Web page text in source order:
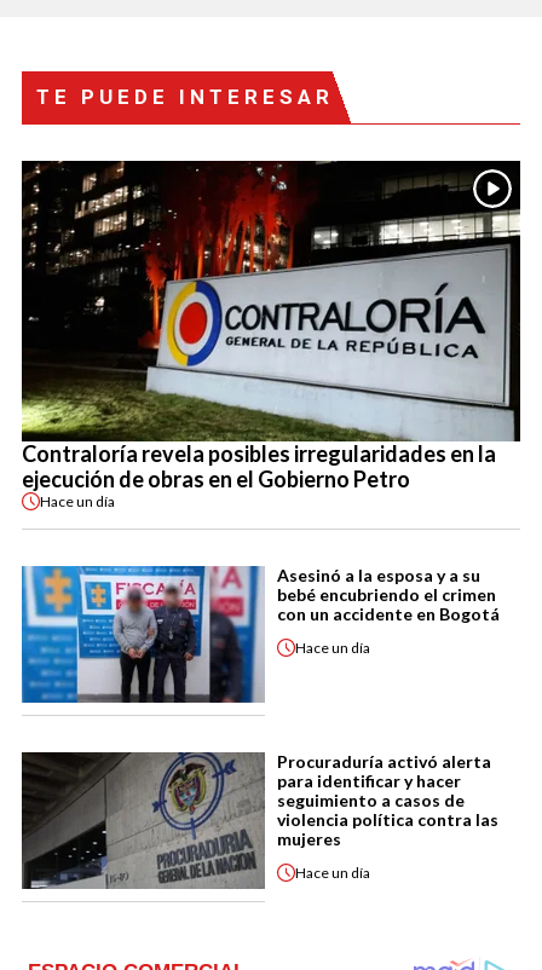
TE PUEDE INTERESAR
Contraloría revela posibles irregularidades en la
ejecución de obras en el Gobierno Petro
Haceun día
Asesinó a la esposa y a su
bebé encubriendo el crimen
con un accidente en Bogotá
Haceun día
Procuraduría activó alerta
para identificar y hacer
seguimiento a casos de
violencia política contra las
mujeres
Haceun día